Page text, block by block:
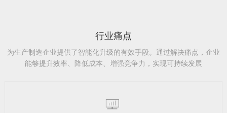
行业痛点
为生产制造企业提供了智能化升级的有效手段。通过解决痛点，企业
能够提升效率、降低成本、增强竞争力，实现可持续发展
